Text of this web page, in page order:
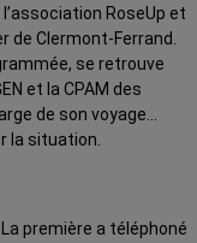
RoseUp et
de Clermont-Ferrand.
se retrouve
et la CPAM des
de son voyage…
la situation.
première a téléphoné